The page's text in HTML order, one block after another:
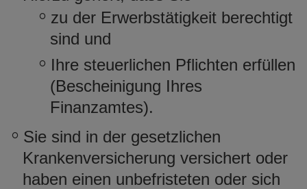
zu der Erwerbstätigkeit berechtigt
sind und
Ihre steuerlichen Pflichten erfüllen
(Bescheinigung Ihres
Finanzamtes).
Sie sind in der gesetzlichen
Krankenversicherung versichert oder
haben einen unbefristeten oder sich